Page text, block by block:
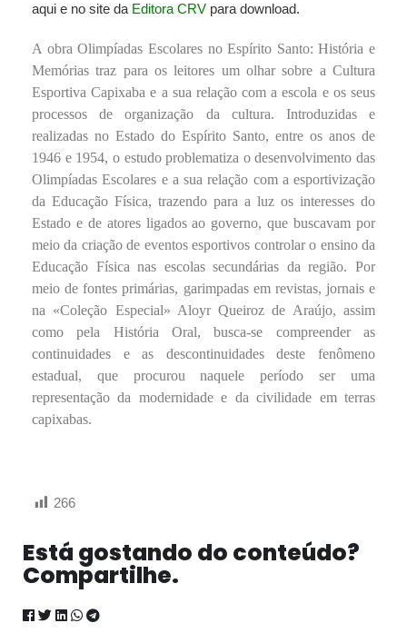
aqui e no site da Editora CRV para download.
A obra Olimpíadas Escolares no Espírito Santo: História e
Memórias traz para os leitores um olhar sobre a Cultura
Esportiva Capixaba e a sua relação com a escola e os seus
processos de organização da cultura. Introduzidas e
realizadas no Estado do Espírito Santo, entre os anos de
1946 e 1954, o estudo problematiza o desenvolvimento das
Olimpíadas Escolares e a sua relação com a esportivização
da Educação Física, trazendo para a luz os interesses do
Estado e de atores ligados ao governo, que buscavam por
meio da criação de eventos esportivos controlar o ensino da
Educação Física nas escolas secundárias da região. Por
meio de fontes primárias, garimpadas em revistas, jornais e
na «Coleção Especial» Aloyr Queiroz de Araújo, assim
como pela História Oral, busca-se compreender as
continuidades e as descontinuidades deste fenômeno
estadual, que procurou naquele período ser uma
representação da modernidade e da civilidade em terras
capixabas.
266
Está gostando do conteúdo?
Compartilhe.